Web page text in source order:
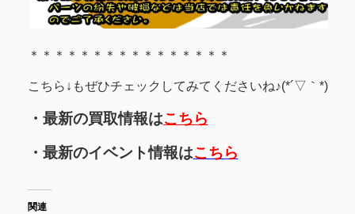
＊＊＊＊＊＊＊＊＊＊＊＊＊＊＊＊
こちら↓もぜひチェックしてみてくださいね♪(*´▽｀*)
・最新の買取情報はこちら
・最新のイベント情報はこちら
関連